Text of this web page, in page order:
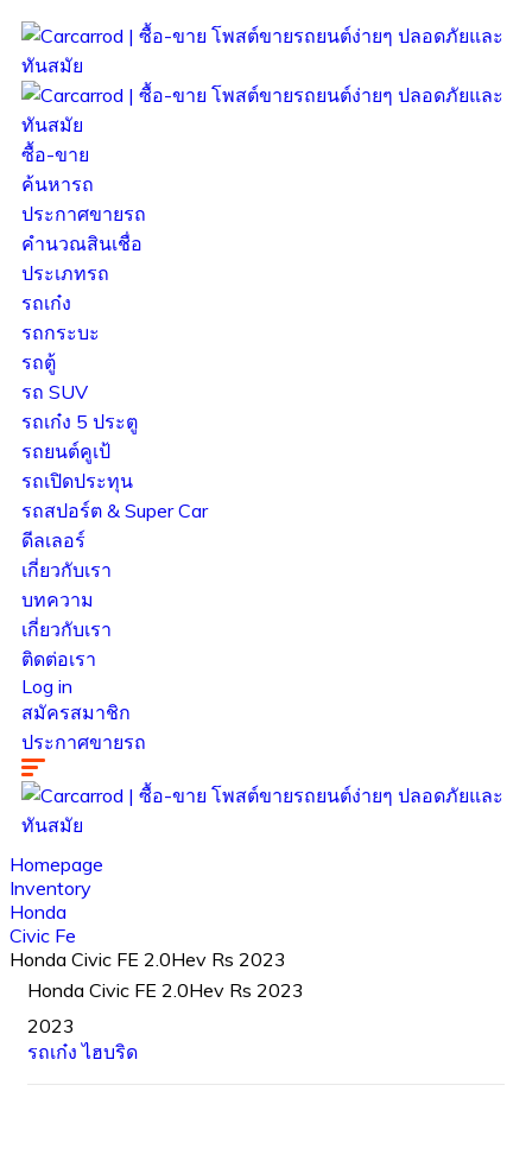
ซื้อ-ขาย
ค้นหารถ
ประกาศขายรถ
คำนวณสินเชื่อ
ประเภทรถ
รถเก๋ง
รถกระบะ
รถตู้
รถ SUV
รถเก๋ง 5 ประตู
รถยนต์คูเป้
รถเปิดประทุน
รถสปอร์ต & Super Car
ดีลเลอร์
เกี่ยวกับเรา
บทความ
เกี่ยวกับเรา
ติดต่อเรา
Log in
สมัครสมาชิก
ประกาศขายรถ
Homepage
Inventory
Honda
Civic Fe
Honda Civic FE 2.0Hev Rs 2023
Honda Civic FE 2.0Hev Rs 2023
2023
รถเก๋งไฮบริด